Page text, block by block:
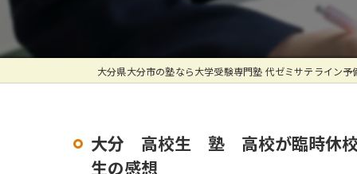
大分 高校生 塾 高校が臨時休校
生の感想